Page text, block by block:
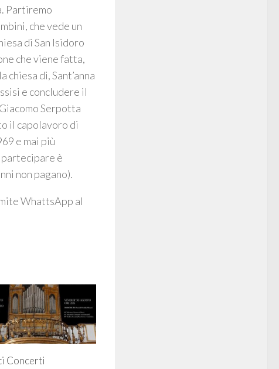
Partiremo
che vede un
di San Isidoro
che viene fatta,
di, Sant’anna
e concludere il
Serpotta
il capolavoro di
e mai più
è
non pagano).
WhattsApp al
Concerti